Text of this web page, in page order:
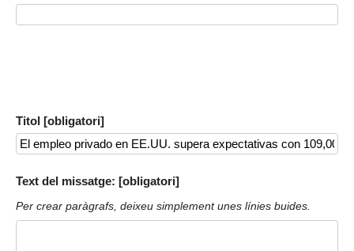
Titol [obligatori]
Text del missatge: [obligatori]
Per crear paràgrafs, deixeu simplement unes línies buides.